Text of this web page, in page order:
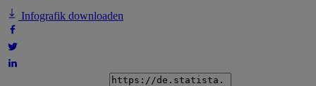
Infografik downloaden